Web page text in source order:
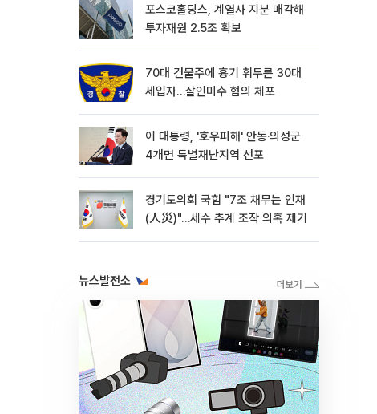
포스코홀딩스, 계열사 지분 매각해
투자재원 2.5조 확보
70대 건물주에 흉기 휘두른 30대
세입자…살인미수 혐의 체포
이 대통령, '호우피해' 안동·의성군
4개면 특별재난지역 선포
경기도의회 국힘 "7조 채무는 인재
(人災)"…세수 추계 조작 의혹 제기
뉴스발전소